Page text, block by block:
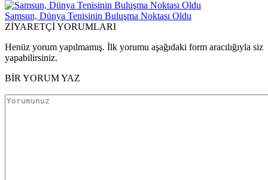
Samsun, Dünya Tenisinin Buluşma Noktası Oldu
ZİYARETÇİ YORUMLARI
Henüz yorum yapılmamış. İlk yorumu aşağıdaki form aracılığıyla siz
yapabilirsiniz.
BİR YORUM YAZ